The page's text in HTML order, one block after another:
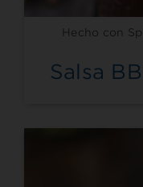
Hecho con
Salsa